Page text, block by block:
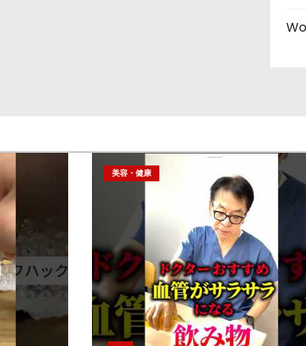
美容・健康